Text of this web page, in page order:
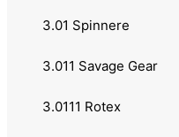
Flatnose
Motorpike
3.01 Spinnere
3.011 Savage Gear
3.0111 Rotex